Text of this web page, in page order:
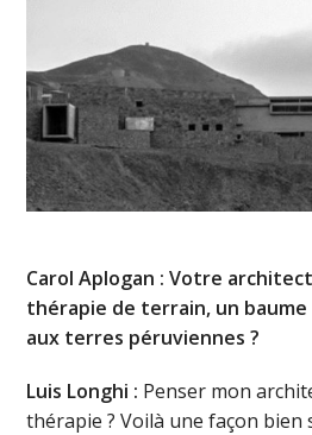
Carol Aplogan : Votre
thérapie de terrain, un
aux terres péruviennes ?
Luis Longhi : Penser mon
thérapie ? Voilà une façon bien